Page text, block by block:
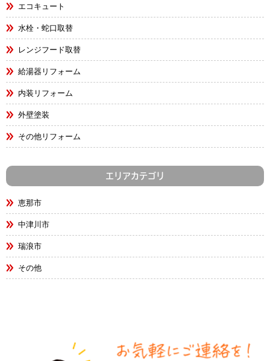
エコキュート
水栓・蛇口取替
レンジフード取替
給湯器リフォーム
内装リフォーム
外壁塗装
その他リフォーム
エリアカテゴリ
恵那市
中津川市
瑞浪市
その他